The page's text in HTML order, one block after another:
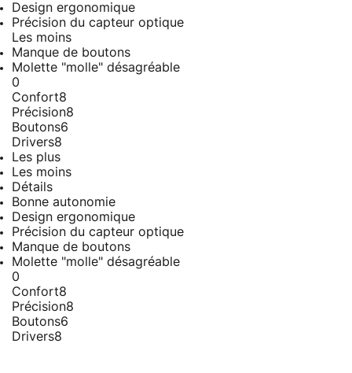
Design ergonomique
Précision du capteur optique
Les moins
Manque de boutons
Molette "molle" désagréable
0
Confort8
Précision8
Boutons6
Drivers8
Les plus
Les moins
Détails
Bonne autonomie
Design ergonomique
Précision du capteur optique
Manque de boutons
Molette "molle" désagréable
0
Confort8
Précision8
Boutons6
Drivers8